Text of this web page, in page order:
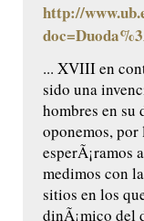
http://
... XVIII en
sido una
hombres en su
oponemos, por
esperÃ¡ramos
medimos con
sitios en los
dinÃ¡mico del